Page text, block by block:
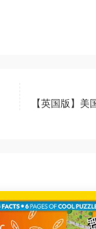
【英国版】